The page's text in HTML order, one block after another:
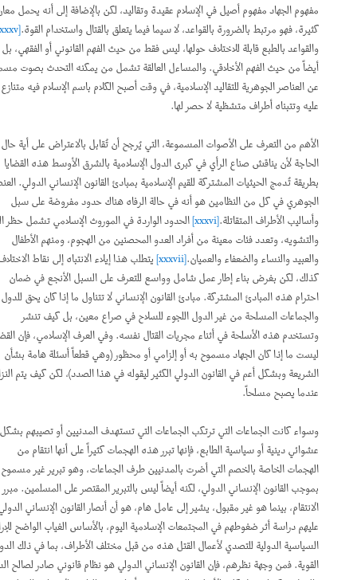
مفهوم الجهاد مفهوم أصيل في الإسلام عقيدة وتقاليد، لكن بالإضافة إلى أنه يحمل معانٍ
كثيرة، فهو مرتبط بالضرورة بالقواعد، لا سيما فيما يتعلق بالقتال واستخدام القوة.[xxxv]
والقواعد بالطبع قابلة للاختلاف حولها، ليس فقط من حيث الفهم القانوني أو الفقهي، بل
أيضاً من حيث الفهم الأخلاقي. والمساءل العالقة تشمل من يمكنه التحدث بصوت مسموع
عن العناصر الجوهرية للتقاليد الإسلامية، في وقت أصبح الكلام باسم الإسلام فيه متنازع
عليه وتتبناه أطراف متشظية لا حصر لها.
الأهم من التعرف على الأصوات المسموعة، التي يُرجح أن تُقابل بالاعتراض على أية حال، هو
الحاجة لأن يناقش صناع الرأي في كبرى الدول الإسلامية بالشرق الأوسط هذه القضايا
بطريقة تُدمج الحيثيات المشتركة للقيم الإسلامية بمبادئ القانون الإنساني الدولي. العنصر
الجوهري في كل من النظامين هو أنه في حالة الرفاه هناك حدود مفروضة على سبل
وأساليب الأطراف المتقاتلة.[xxxvi]
الحدود الواردة في الموروث الإسلامي تشمل حظر الغدر
والتشويه، وتعدد فئات معينة من أفراد العدو المحصنين من الهجوم، ومنهم الأطفال
والعبيد والنساء والضعفاء والعميان.[xxxvii]
يتطلب هذا إيلاء الانتباه إلى نقاط الاختلاف
كذلك، لكن بغرض بناء إطار عمل شامل وواسع للتعرف على السبل الأنجع في ضمان
احترام هذه المبادئ المشتركة. مبادئ القانون الإنساني لا تتناول ما إذا كان يحق للدول
والجماعات المسلحة من غير الدول اللجوء للسلاح في صراع معين، بل كيف تنشر
وتستخدم هذه الأسلحة في أثناء مجريات القتال نفسه. وفي العرف الإسلامي، فإن القضية
ليست ما إذا كان الجهاد مسموح به أو إلزامي أو محظور (وهي قطعاً أسئلة هامة بشأن
الشريعة وبشكل أعم في القانون الدولي الكثير ليقوله في هذا الصدد)، لكن كيف يتم النزاع
عندما يصبح مسلحاً.
وسواء كانت الجماعات التي ترتكب الجماعات التي تستهدف المدنيين أو تصيبهم بشكل
عشوائي دينية أو سياسية الطابع، فإنها تبرر هذه الهجمات كثيراً على أنها انتقام من
الهجمات الخاصة بالخصم التي أضرت بالمدنيين طرف الجماعات، وهو تبرير غير مسموح به
بموجب القانون الإنساني الدولي، لكنه أيضاً ليس بالتبرير المقتصر على المسلمين. مبرر
الانتقام، بينما هو غير مقبول، يشير إلى عامل هام، هو أن أنصار القانون الإنساني الدولي
عليهم دراسة أثر ضغوطهم في المجتمعات الإسلامية اليوم، بالأساس الغياب الواضح للإرادة
السياسية الدولية للتصدي لأعمال القتل هذه من قبل مختلف الأطراف، بما في ذلك الدول
القوية. فمن وجهة نظرهم، فإن القانون الإنساني الدولي هو نظام قانوني صادر لصالح الدول: